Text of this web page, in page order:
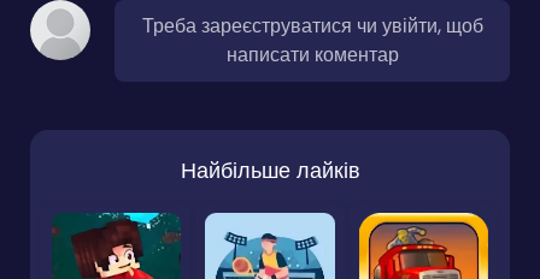
Треба зареєструватися чи увійти, щоб
написати коментар
Найбільше лайків